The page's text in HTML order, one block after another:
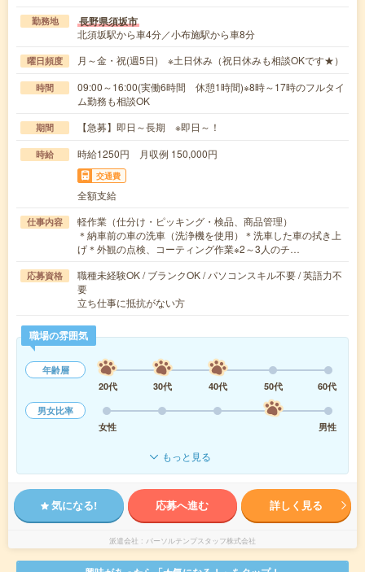
勤務地 長野県須坂市
北須坂駅から車4分／小布施駅から車8分
曜日頻度 月～金・祝(週5日) ※土日休み（祝日休みも相談OKです★）
時間
09:00～16:00(実働6時間 休憩1時間)※8時～17時のフルタイ
ム勤務も相談OK
期間 【急募】即日～長期 ※即日～！
時給 時給1250円 月収例 150,000円
交通費
全額支給
仕事内容
軽作業（仕分け・ピッキング・検品、商品管理）
＊納車前の車の洗車（洗浄機を使用）＊洗車した車の拭き上
げ＊外観の点検、コーティング作業※2～3人のチ…
応募資格
職種未経験OK / ブランクOK / パソコンスキル不要 / 英語力不
要
立ち仕事に抵抗がない方
職場の雰囲気
年齢層
20代
30代 40代 50代
60代
男女比率
女性
男性
もっと見る
気になる! 応募へ進む 詳しく見る
派遣会社 パーソルテンプスタッフ株式会社